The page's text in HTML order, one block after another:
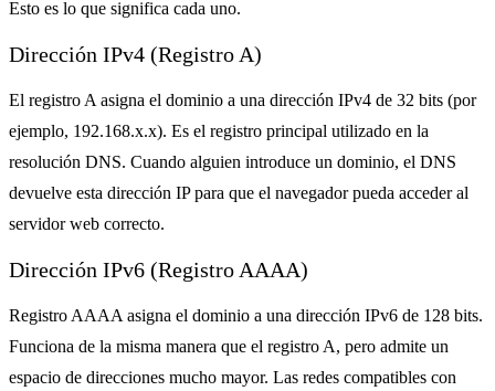
Esto es lo que significa cada uno.
Dirección IPv4 (Registro A)
El registro A asigna el dominio a una dirección IPv4 de 32 bits (por
ejemplo, 192.168.x.x). Es el registro principal utilizado en la
resolución DNS. Cuando alguien introduce un dominio, el DNS
devuelve esta dirección IP para que el navegador pueda acceder al
servidor web correcto.
Dirección IPv6 (Registro AAAA)
Registro AAAA asigna el dominio a una dirección IPv6 de 128 bits.
Funciona de la misma manera que el registro A, pero admite un
espacio de direcciones mucho mayor. Las redes compatibles con